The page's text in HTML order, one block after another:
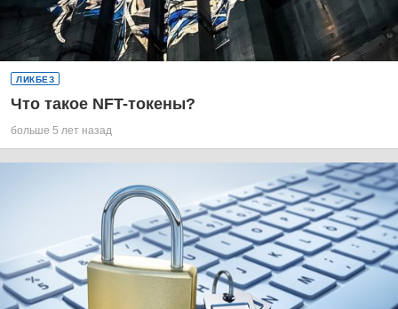
ЛИКБЕЗ
Что такое NFT-токены?
больше 5 лет назад